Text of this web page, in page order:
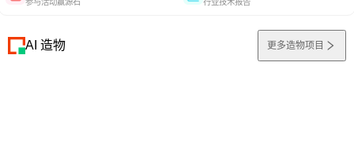
参与活动赢源石 行业技术报告
AI 造物 更多造物项目